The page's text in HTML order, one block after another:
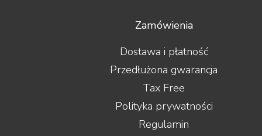
Zamówienia
Dostawa i płatność
Przedłużona gwarancja
Tax Free
Polityka prywatności
Regulamin